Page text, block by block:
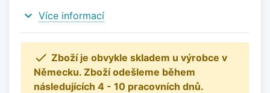
expand_more Více informací
 Zboží je obvykle skladem u výrobce v
Německu. Zboží odešleme během
následujících 4 - 10 pracovních dnů.